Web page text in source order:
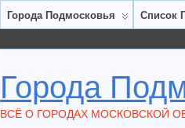
Города Подмосковья Список
Города
ВСЁ О ГОРОДАХ МОСКОВСКОЙ